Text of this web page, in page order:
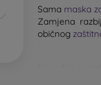
Sama maska
Zamjena
običnog
kaljenog